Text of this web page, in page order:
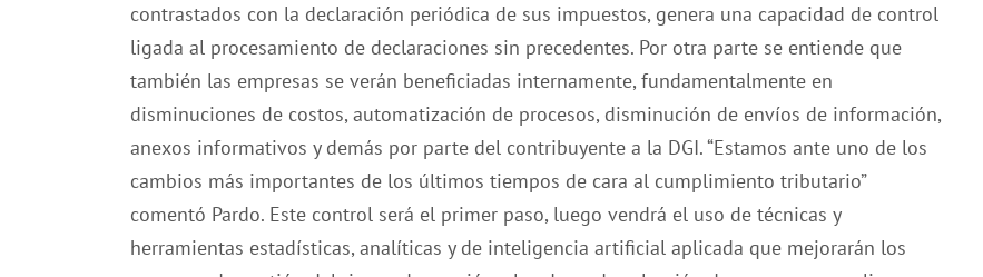
contrastados con la declaración periódica de sus impuestos, genera una capacidad de control
ligada al procesamiento de declaraciones sin precedentes. Por otra parte se entiende que
también las empresas se verán beneficiadas internamente, fundamentalmente en
disminuciones de costos, automatización de procesos, disminución de envíos de información,
anexos informativos y demás por parte del contribuyente a la DGI. “Estamos ante uno de los
cambios más importantes de los últimos tiempos de cara al cumplimiento tributario”
comentó Pardo. Este control será el primer paso, luego vendrá el uso de técnicas y
herramientas estadísticas, analíticas y de inteligencia artificial aplicada que mejorarán los